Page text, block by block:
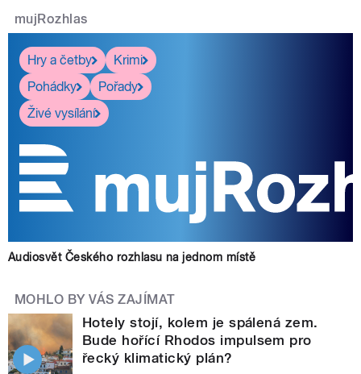
mujRozhlas
Hry a četby
Krimi
Pohádky
Pořady
Živé vysílání
Audiosvět Českého rozhlasu na jednom místě
MOHLO BY VÁS ZAJÍMAT
Hotely stojí, kolem je spálená zem.
Bude hořící Rhodos impulsem pro
řecký klimatický plán?